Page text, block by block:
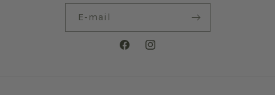
E-mail
FacebookInstagram